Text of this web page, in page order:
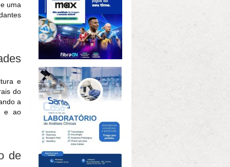
uma
e
do
a
e ao
de